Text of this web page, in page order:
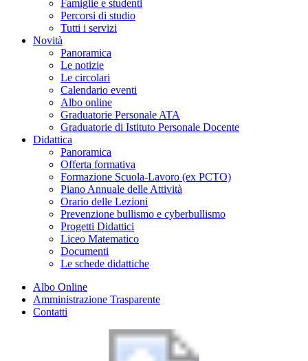
Famiglie e studenti
Percorsi di studio
Tutti i servizi
Novità
Panoramica
Le notizie
Le circolari
Calendario eventi
Albo online
Graduatorie Personale ATA
Graduatorie di Istituto Personale Docente
Didattica
Panoramica
Offerta formativa
Formazione Scuola-Lavoro (ex PCTO)
Piano Annuale delle Attività
Orario delle Lezioni
Prevenzione bullismo e cyberbullismo
Progetti Didattici
Liceo Matematico
Documenti
Le schede didattiche
Albo Online
Amministrazione Trasparente
Contatti